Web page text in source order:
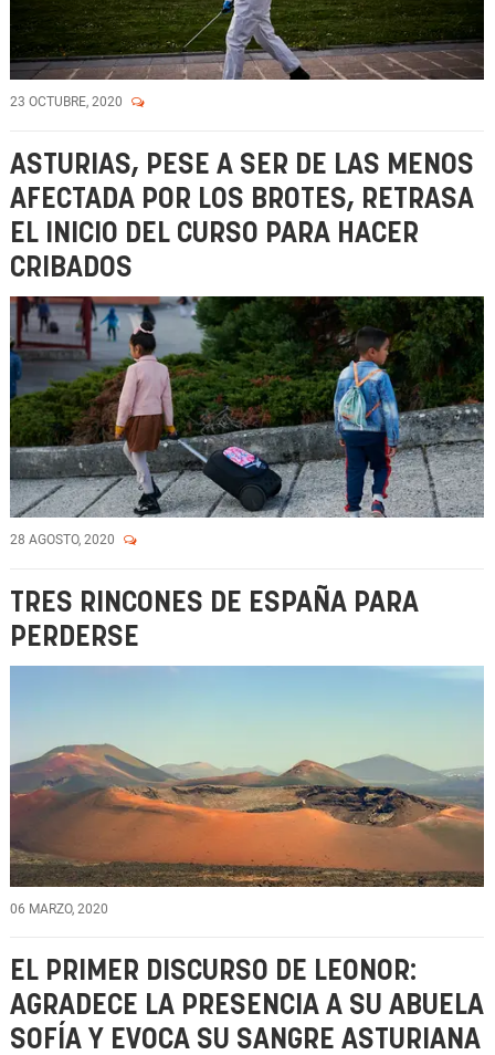
23 OCTUBRE, 2020
ASTURIAS, PESE A SER DE LAS MENOS
AFECTADA POR LOS BROTES, RETRASA
EL INICIO DEL CURSO PARA HACER
CRIBADOS
28 AGOSTO, 2020
TRES RINCONES DE ESPAÑA PARA
PERDERSE
06 MARZO, 2020
EL PRIMER DISCURSO DE LEONOR:
AGRADECE LA PRESENCIA A SU ABUELA
SOFÍA Y EVOCA SU SANGRE ASTURIANA